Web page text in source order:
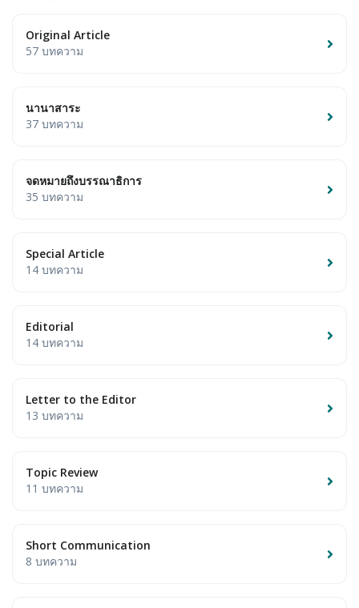
Original Article
57 บทความ
นานาสาระ
37 บทความ
จดหมายถึงบรรณาธิการ
35 บทความ
Special Article
14 บทความ
Editorial
14 บทความ
Letter to the Editor
13 บทความ
Topic Review
11 บทความ
Short Communication
8 บทความ